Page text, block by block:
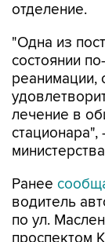
"Одна из
реанимации,
лечение в
Ранее
по ул.
проспектом